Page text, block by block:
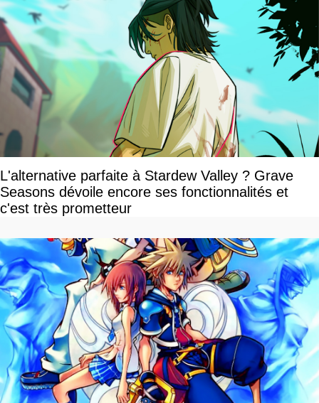
L'alternative parfaite à Stardew Valley ? Grave
Seasons dévoile encore ses fonctionnalités et
c'est très prometteur